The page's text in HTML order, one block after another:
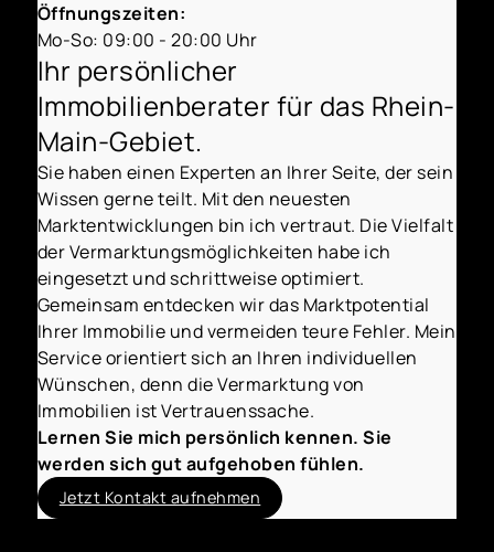
Öffnungszeiten:
Mo-So: 09:00 - 20:00 Uhr
Ihr persönlicher
Immobilienberater für das Rhein-
Main-Gebiet.
Sie haben einen Experten an Ihrer Seite, der sein
Wissen gerne teilt. Mit den neuesten
Marktentwicklungen bin ich vertraut. Die Vielfalt
der Vermarktungsmöglichkeiten habe ich
eingesetzt und schrittweise optimiert.
Gemeinsam entdecken wir das Marktpotential
Ihrer Immobilie und vermeiden teure Fehler. Mein
Service orientiert sich an Ihren individuellen
Wünschen, denn die Vermarktung von
Immobilien ist Vertrauenssache.
Lernen Sie mich persönlich kennen. Sie
werden sich gut aufgehoben fühlen.
Jetzt Kontakt aufnehmen